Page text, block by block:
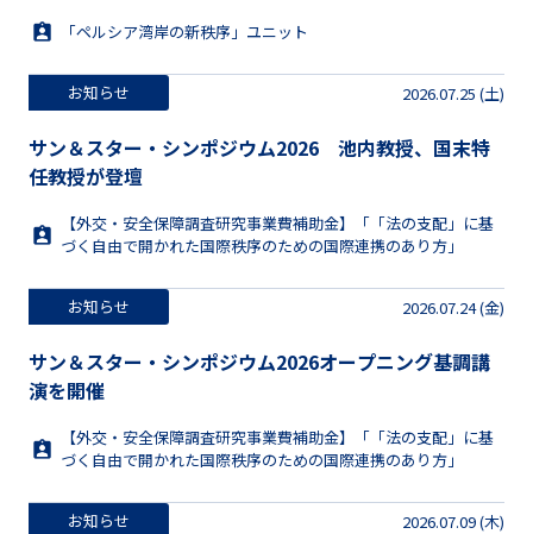
「ペルシア湾岸の新秩序」ユニット
お知らせ 2026.07.25 (土)
サン＆スター・シンポジウム2026 池内教授、国末特
任教授が登壇
【外交・安全保障調査研究事業費補助金】「「法の支配」に基
づく自由で開かれた国際秩序のための国際連携のあり方」
お知らせ 2026.07.24 (金)
サン＆スター・シンポジウム2026オープニング基調講
演を開催
【外交・安全保障調査研究事業費補助金】「「法の支配」に基
づく自由で開かれた国際秩序のための国際連携のあり方」
お知らせ 2026.07.09 (木)